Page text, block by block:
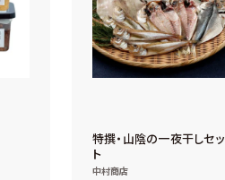
特撰・山陰の一夜干しセッ
ト
中村商店